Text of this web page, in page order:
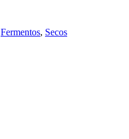
Fermentos, Secos